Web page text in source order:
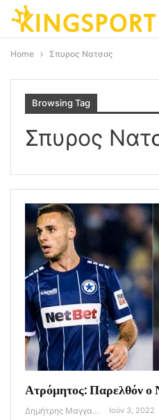
Home Σπυρος Νατσος
Browsing Tag
Σπυρος
Ατρόμητος: Παρελθόν ο
Δημήτρης Μαγγανάρης Ιούν 3, 2022